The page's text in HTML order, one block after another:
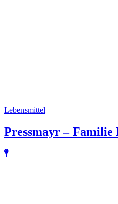
Lebensmittel
Pressmayr – Familie